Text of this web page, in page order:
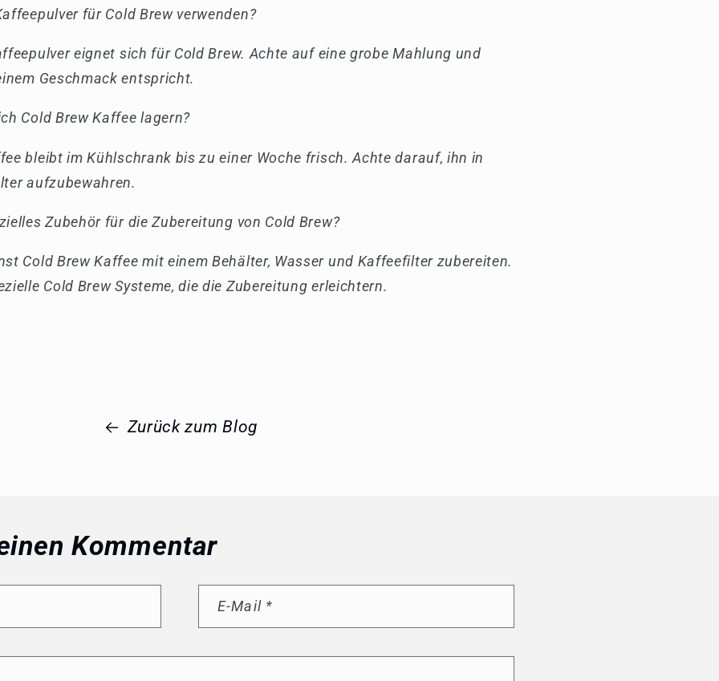
für Cold Brew verwenden?
eignet sich für Cold Brew. Achte auf eine grobe Mahlung und
Geschmack entspricht.
Cold Brew Kaffee lagern?
bleibt im Kühlschrank bis zu einer Woche frisch. Achte darauf, ihn in
aufzubewahren.
Zubehör für die Zubereitung von Cold Brew?
Cold Brew Kaffee mit einem Behälter, Wasser und Kaffeefilter zubereiten.
Cold Brew Systeme, die die Zubereitung erleichtern.
Zurück zum Blog
Kommentar
E-Mail *